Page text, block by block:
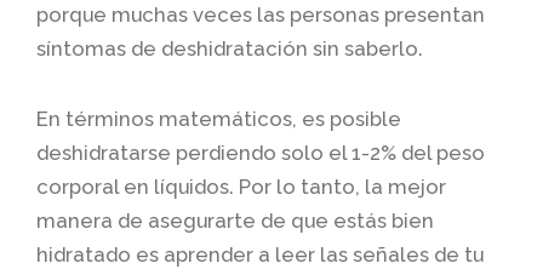
porque muchas veces las personas presentan
síntomas de deshidratación sin saberlo.
En términos matemáticos, es posible
deshidratarse perdiendo solo el 1-2% del peso
corporal en líquidos. Por lo tanto, la mejor
manera de asegurarte de que estás bien
hidratado es aprender a leer las señales de tu